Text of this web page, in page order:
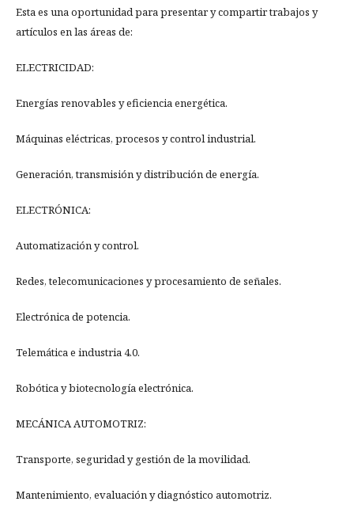
Esta es una oportunidad para presentar y compartir trabajos y
artículos en las áreas de:
ELECTRICIDAD:
Energías renovables y eficiencia energética.
Máquinas eléctricas, procesos y control industrial.
Generación, transmisión y distribución de energía.
ELECTRÓNICA:
Automatización y control.
Redes, telecomunicaciones y procesamiento de señales.
Electrónica de potencia.
Telemática e industria 4.0.
Robótica y biotecnología electrónica.
MECÁNICA AUTOMOTRIZ:
Transporte, seguridad y gestión de la movilidad.
Mantenimiento, evaluación y diagnóstico automotriz.